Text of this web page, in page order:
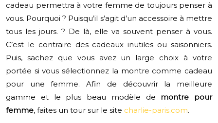
cadeau permettra à votre femme de toujours penser à
vous. Pourquoi ? Puisqu’il s’agit d’un accessoire à mettre
tous les jours. ? De là, elle va souvent penser à vous.
C’est le contraire des cadeaux inutiles ou saisonniers.
Puis, sachez que vous avez un large choix à votre
portée si vous sélectionnez la montre comme cadeau
pour une femme. Afin de découvrir la meilleure
gamme et le plus beau modèle de montre pour
femme, faites un tour sur le site charlie-paris.com.